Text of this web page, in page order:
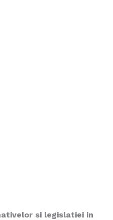
si legislatiei in